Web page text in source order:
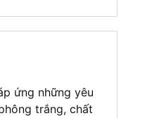
ứng những yêu
trắng, chất